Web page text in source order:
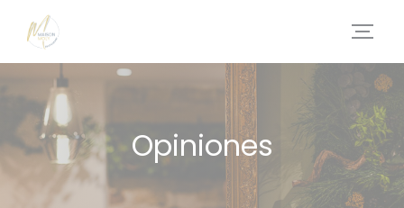
Personalización de sus opciones de cookies
Opiniones